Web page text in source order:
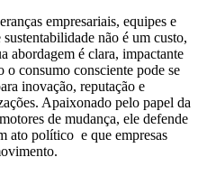
empresariais, equipes e
não é um custo,
abordagem é clara, impactante
o consumo consciente pode se
inovação, reputação e
Apaixonado pelo papel da
de mudança, ele defende
ato político e que empresas